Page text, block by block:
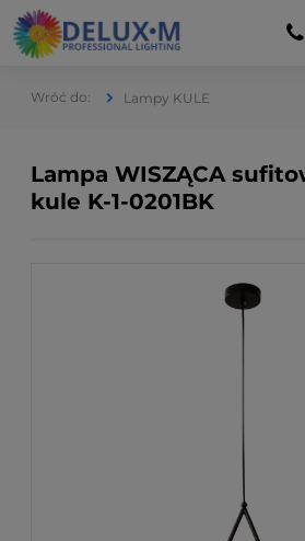
Lampy KULE
Lampa WISZĄCA
kule K-1-0201BK